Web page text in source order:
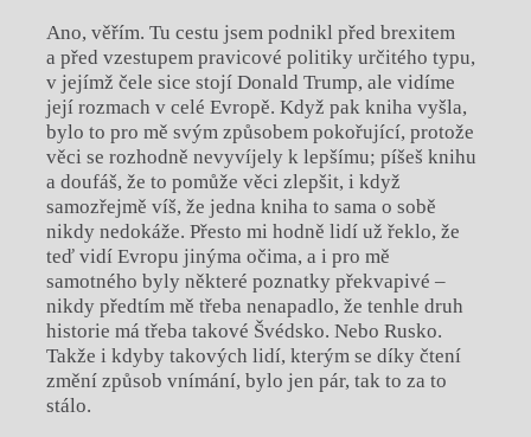
Ano, věřím. Tu cestu jsem podnikl před brexitem
a před vzestupem pravicové politiky určitého typu,
v jejímž čele sice stojí Donald Trump, ale vidíme
její rozmach v celé Evropě. Když pak kniha vyšla,
bylo to pro mě svým způsobem pokořující, protože
věci se rozhodně nevyvíjely k lepšímu; píšeš knihu
a doufáš, že to pomůže věci zlepšit, i když
samozřejmě víš, že jedna kniha to sama o sobě
nikdy nedokáže. Přesto mi hodně lidí už řeklo, že
teď vidí Evropu jinýma očima, a i pro mě
samotného byly některé poznatky překvapivé –
nikdy předtím mě třeba nenapadlo, že tenhle druh
historie má třeba takové Švédsko. Nebo Rusko.
Takže i kdyby takových lidí, kterým se díky čtení
změní způsob vnímání, bylo jen pár, tak to za to
stálo.